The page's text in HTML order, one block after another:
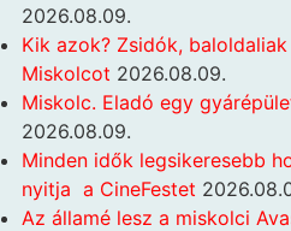
2026.08.09.
Kik azok? Zsidók,
Miskolcot 2026.08.09.
Miskolc. Eladó egy
2026.08.09.
Minden idők legsikeresebb
nyitja a CineFestet
Az államé lesz a miskolci